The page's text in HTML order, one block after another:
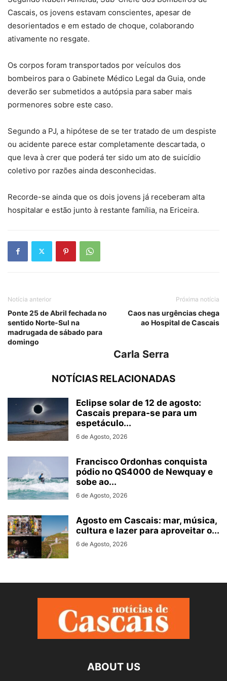
Cascais, os jovens estavam conscientes, apesar de
desorientados e em estado de choque, colaborando
ativamente no resgate.
Os corpos foram transportados por veículos dos
bombeiros para o Gabinete Médico Legal da Guia, onde
deverão ser submetidos a autópsia para saber mais
pormenores sobre este caso.
Segundo a PJ, a hipótese de se ter tratado de um despiste
ou acidente parece estar completamente descartada, o
que leva à crer que poderá ter sido um ato de suicídio
coletivo por razões ainda desconhecidas.
Recorde-se ainda que os dois jovens já receberam alta
hospitalar e estão junto à restante família, na Ericeira.
Notícia anterior
Ponte 25 de Abril fechada no
sentido Norte-Sul na
madrugada de sábado para
domingo
Próxima notícia
Caos nas urgências chega
ao Hospital de Cascais
Carla Serra
NOTÍCIAS RELACIONADAS
Eclipse solar de 12 de agosto:
Cascais prepara-se para um
espetáculo...
6 de Agosto, 2026
Francisco Ordonhas conquista
pódio no QS4000 de Newquay e
sobe ao...
6 de Agosto, 2026
Agosto em Cascais: mar, música,
cultura e lazer para aproveitar o...
6 de Agosto, 2026
ABOUT US